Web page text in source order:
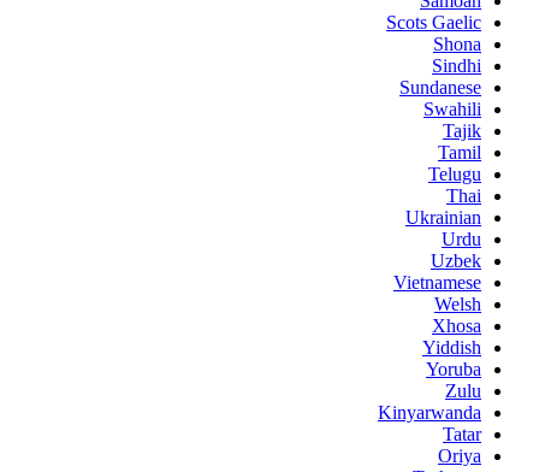
Scots Gaelic
Shona
Sindhi
Sundanese
Swahili
Tajik
Tamil
Telugu
Thai
Ukrainian
Urdu
Uzbek
Vietnamese
Welsh
Xhosa
Yiddish
Yoruba
Zulu
Kinyarwanda
Tatar
Oriya